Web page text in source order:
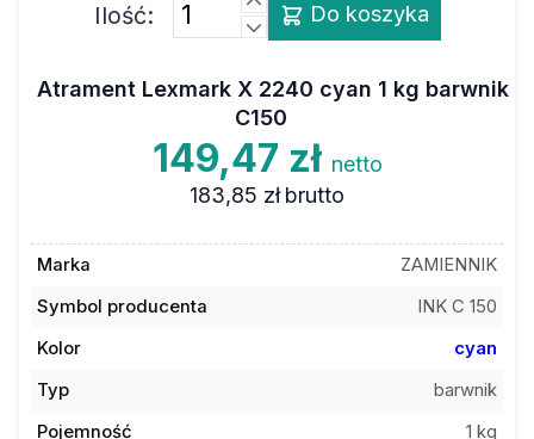
Ilość: Do koszyka
Atrament Lexmark X 2240 cyan 1 kg barwnik
C150
149,47 zł netto
183,85 zł brutto
Marka
ZAMIENNIK
Symbol producenta
INK C 150
Kolor
cyan
Typ
barwnik
Pojemność
1 kg